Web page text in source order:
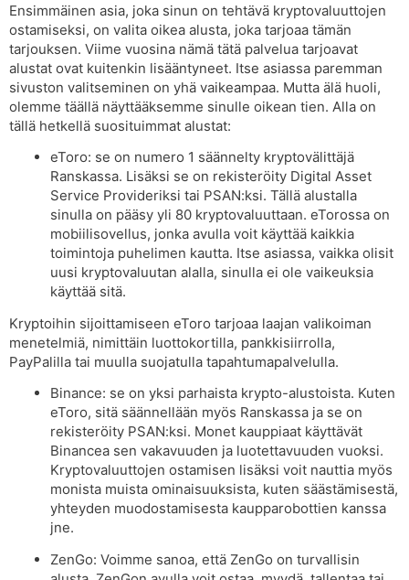
Ensimmäinen asia, joka sinun on tehtävä kryptovaluuttojen
ostamiseksi, on valita oikea alusta, joka tarjoaa tämän
tarjouksen. Viime vuosina nämä tätä palvelua tarjoavat
alustat ovat kuitenkin lisääntyneet. Itse asiassa paremman
sivuston valitseminen on yhä vaikeampaa. Mutta älä huoli,
olemme täällä näyttääksemme sinulle oikean tien. Alla on
tällä hetkellä suosituimmat alustat:
eToro: se on numero 1 säännelty kryptovälittäjä
Ranskassa. Lisäksi se on rekisteröity Digital Asset
Service Provideriksi tai PSAN:ksi. Tällä alustalla
sinulla on pääsy yli 80 kryptovaluuttaan. eTorossa on
mobiilisovellus, jonka avulla voit käyttää kaikkia
toimintoja puhelimen kautta. Itse asiassa, vaikka olisit
uusi kryptovaluutan alalla, sinulla ei ole vaikeuksia
käyttää sitä.
Kryptoihin sijoittamiseen eToro tarjoaa laajan valikoiman
menetelmiä, nimittäin luottokortilla, pankkisiirrolla,
PayPalilla tai muulla suojatulla tapahtumapalvelulla.
Binance: se on yksi parhaista krypto-alustoista. Kuten
eToro, sitä säännellään myös Ranskassa ja se on
rekisteröity PSAN:ksi. Monet kauppiaat käyttävät
Binancea sen vakavuuden ja luotettavuuden vuoksi.
Kryptovaluuttojen ostamisen lisäksi voit nauttia myös
monista muista ominaisuuksista, kuten säästämisestä,
yhteyden muodostamisesta kaupparobottien kanssa
jne.
ZenGo: Voimme sanoa, että ZenGo on turvallisin